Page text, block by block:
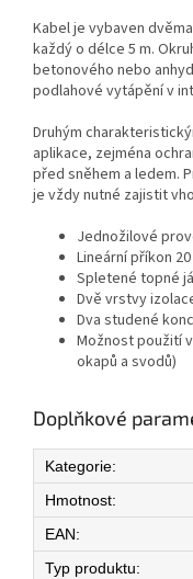
Kabel je vybaven
každý o délce 5 m.
betonového nebo
podlahové vytápění v
Druhým
aplikace, zejména
před sněhem a ledem.
je vždy nutné zajistit
Jednožilové
Lineární příkon
Spletené topné
Dvě vrstvy
Dva studené
Možnost použití
okapů a svodů)
Doplňkové
Kategorie:
Hmotnost:
EAN:
Typ produktu: